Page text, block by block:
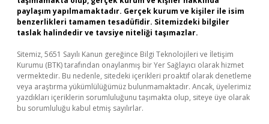
paylaşım yapılmamaktadır. Gerçek kurum ve kişiler ile isim
benzerlikleri tamamen tesadüfidir. Sitemizdeki bilgiler
taslak halindedir ve tavsiye niteliği taşımazlar.
Sitemiz, 5651 Sayılı Kanun gereğince Bilgi Teknolojileri ve İletişim
Kurumu (BTK) tarafından onaylanmış bir Yer Sağlayıcı olarak hizmet
vermektedir. Bu nedenle, sitedeki içerikleri proaktif olarak denetleme
veya araştırma yükümlülüğümüz bulunmamaktadır. Ancak, üyelerimiz
yazdıkları içeriklerin sorumluluğunu taşımakta olup, siteye üye olarak
bu sorumluluğu kabul etmiş sayılırlar.